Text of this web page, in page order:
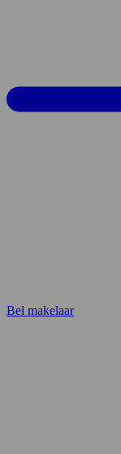
Bel makelaar